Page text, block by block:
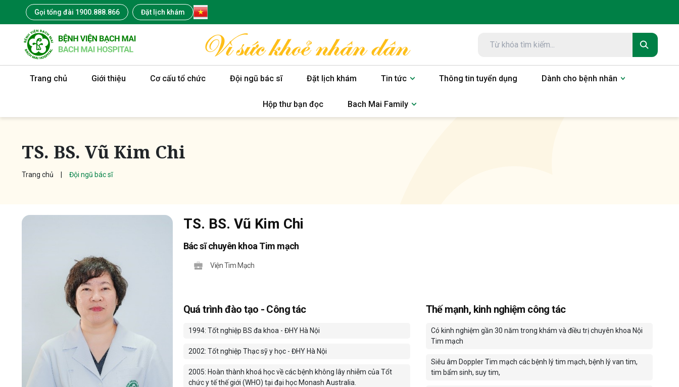
Gọi tổng đài 1900.888.866 Đặt lịch khám
Trang chủ Giới thiệu Cơ cấu tổ chức Đội ngũ bác sĩ Đặt lịch khám Tin tức Thông tin tuyển dụng Dành cho bệnh nhân
Hộp thư bạn đọc Bach Mai Family
TS. BS. Vũ Kim Chi
Trang chủ Đội ngũ bác sĩ
TS. BS. Vũ Kim Chi
Bác sĩ chuyên khoa Tim mạch
Viện Tim Mạch
Quá trình đào tạo - Công tác
1994: Tốt nghiệp BS đa khoa - ĐHY Hà Nội
2002: Tốt nghiệp Thạc sỹ y học - ĐHY Hà Nội
2005: Hoàn thành khoá học về các bệnh không lây nhiễm của Tổt
chức y tế thế giới (WHO) tại đại học Monash Australia.
Thế mạnh, kinh nghiệm công tác
Có kinh nghiệm gần 30 năm trong khám và điều trị chuyên khoa Nội
Tim mạch
Siêu âm Doppler Tim mạch các bệnh lý tim mạch, bệnh lý van tim,
tim bẩm sinh, suy tim,